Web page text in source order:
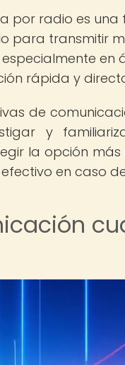
por radio es
para transmitir
en
rápida y
de
y
la opción
en caso